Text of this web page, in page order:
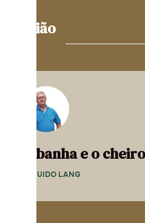
Opinião
A banha e o
— GUIDO LANG